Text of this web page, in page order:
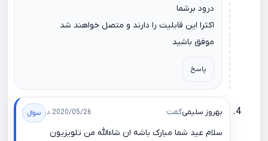
درود برشما
اکثرا این قابلیت را دارند و متصل خواهند شد
موفق باشید
پاسخ
بهروز سلیمیگفت: 2020/05/26 در 05:53
سلام عید شما مبارک باشه ان شاءالله من تلویزیون